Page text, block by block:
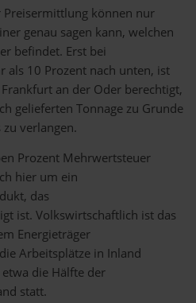
Preisermittlung können nur
genau sagen kann, welchen
befindet. Erst bei
als 10 Prozent nach unten, ist
an der Oder berechtigt,
gelieferten Tonnage zu Grunde
verlangen.
Prozent Mehrwertsteuer
hier um ein
das
ist. Volkswirtschaftlich ist das
Energieträger
Arbeitsplätze in Inland
die Hälfte der
statt.